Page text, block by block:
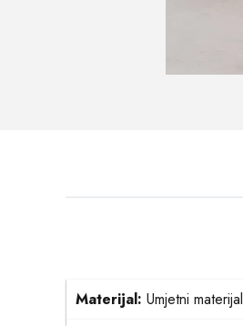
Materijal: Umjetni materijal